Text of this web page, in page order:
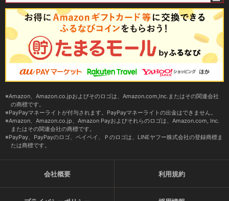
Amazon、Amazon.co.jpおよびそのロゴは、Amazon.com,Inc.またはその関連会社
の商標です。
PayPayマネーライトが付与されます。PayPayマネーライトの出金はできません。
Amazon、Amazon.co.jp、Amazon Payおよびそれらのロゴは、Amazon.com, Inc.
またはその関連会社の商標です。
PayPay、PayPayのロゴ、ペイペイ、Ｐのロゴは、LINEヤフー株式会社の登録商標ま
たは商標です。
会社概要 利用規約